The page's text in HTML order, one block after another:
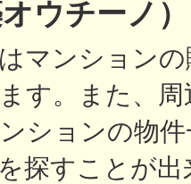
ウチーノ
マンション
す。また、
ションの物
探すことが出